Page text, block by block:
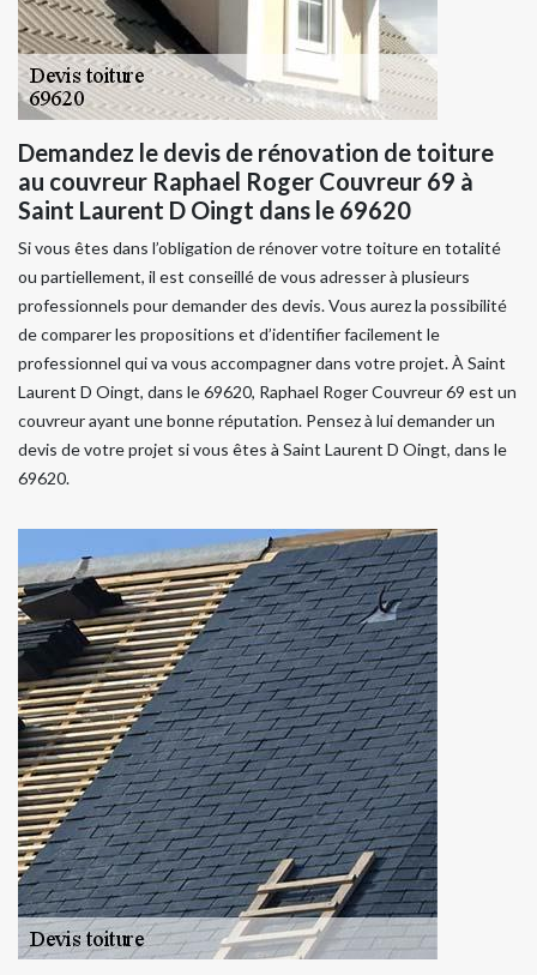
Demandez le devis de rénovation de toiture
au couvreur Raphael Roger Couvreur 69 à
Saint Laurent D Oingt dans le 69620
Si vous êtes dans l’obligation de rénover votre toiture en totalité
ou partiellement, il est conseillé de vous adresser à plusieurs
professionnels pour demander des devis. Vous aurez la possibilité
de comparer les propositions et d’identifier facilement le
professionnel qui va vous accompagner dans votre projet. À Saint
Laurent D Oingt, dans le 69620, Raphael Roger Couvreur 69 est un
couvreur ayant une bonne réputation. Pensez à lui demander un
devis de votre projet si vous êtes à Saint Laurent D Oingt, dans le
69620.